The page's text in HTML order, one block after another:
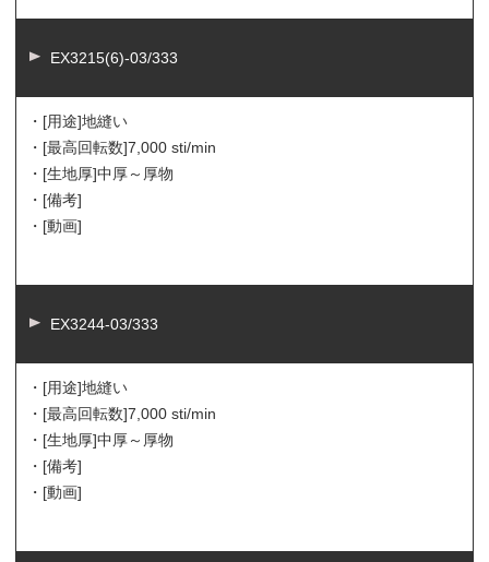
EX3215(6)-03/333
・[用途]地縫い
・[最高回転数]7,000 sti/min
・[生地厚]中厚～厚物
・[備考]
・[動画]
EX3244-03/333
・[用途]地縫い
・[最高回転数]7,000 sti/min
・[生地厚]中厚～厚物
・[備考]
・[動画]